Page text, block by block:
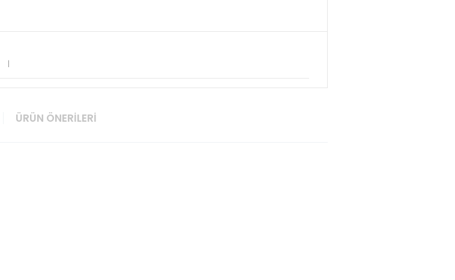
|
ÜRÜN ÖNERILERI